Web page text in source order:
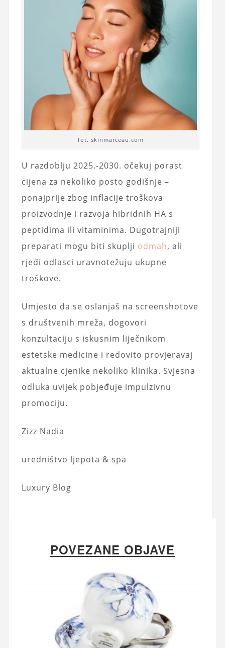
fot. skinmarceau.com
U razdoblju 2025.-2030. očekuj porast
cijena za nekoliko posto godišnje –
ponajprije zbog inflacije troškova
proizvodnje i razvoja hibridnih HA s
peptidima ili vitaminima. Dugotrajniji
preparati mogu biti skuplji odmah, ali
rjeđi odlasci uravnotežuju ukupne
troškove.
Umjesto da se oslanjaš na screenshotove
s društvenih mreža, dogovori
konzultaciju s iskusnim liječnikom
estetske medicine i redovito provjeravaj
aktualne cjenike nekoliko klinika. Svjesna
odluka uvijek pobjeđuje impulzivnu
promociju.
Zizz Nadia
uredništvo ljepota & spa
Luxury Blog
POVEZANE OBJAVE